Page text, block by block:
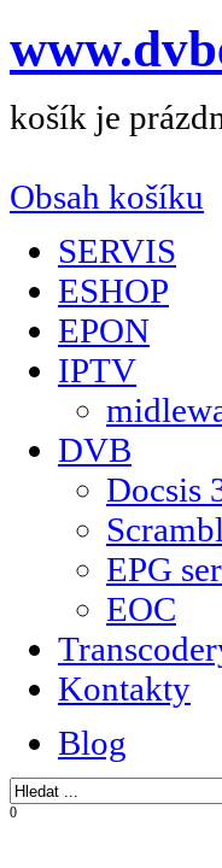
košík je
Obsah košíku
SERVIS
ESHOP
EPON
IPTV
DVB
Docsis
EPG
EOC
Kontakty
Blog
0